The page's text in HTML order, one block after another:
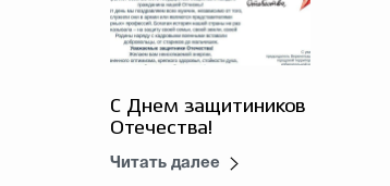
С Днем защитиников
Отечества!
Читать далее